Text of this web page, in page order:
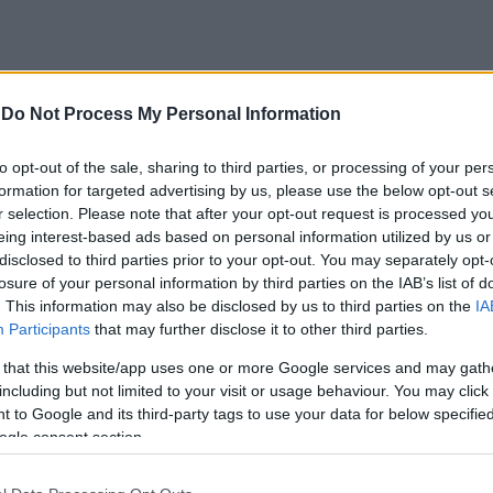
Do Not Process My Personal Information
opt-out of the sale, sharing to third parties, or processing of your
for targeted advertising by us, please use the below opt-out
selection. Please note that after your opt-out request is processed
interest-based ads based on personal information utilized by us
to third parties prior to your opt-out. You may separately
of your personal information by third parties on the IAB’s list of
This information may also be disclosed by us to third parties on the
Participants that may further disclose it to other third parties.
that this website/app uses one or more Google services and may
but not limited to your visit or usage behaviour. You may
to Google and its third-party tags to use your data for below
consent section.
και τραυμάτισε αστυνομικό!
στην περιοχή Ελληνορώσων. Το περιστατικό έγινε
για ακούσια νοσηλεία σε ψυχιατρείο.
διαταγή για τον 35χρονο που επιτέθηκε με τσεκούρι.
να τραυματιστεί ελαφρά και να